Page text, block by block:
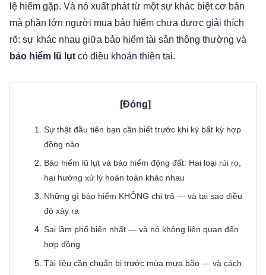
lệ hiếm gặp. Và nó xuất phát từ một sự khác biệt cơ bản
mà phần lớn người mua bảo hiểm chưa được giải thích
rõ: sự khác nhau giữa bảo hiểm tài sản thông thường và
bảo hiểm lũ lụt có điều khoản thiên tai.
Sự thật đầu tiên bạn cần biết trước khi ký bất kỳ hợp
đồng nào
Bảo hiểm lũ lụt và bảo hiểm động đất: Hai loại rủi ro,
hai hướng xử lý hoàn toàn khác nhau
Những gì bảo hiểm KHÔNG chi trả — và tại sao điều
đó xảy ra
Sai lầm phổ biến nhất — và nó không liên quan đến
hợp đồng
Tài liệu cần chuẩn bị trước mùa mưa bão — và cách